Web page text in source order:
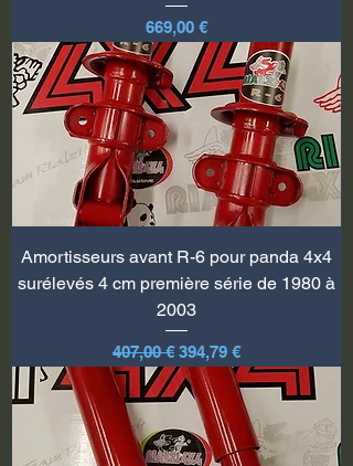
Prix
669,00 €
Amortisseurs avant R-6 pour panda 4x4
surélevés 4 cm première série de 1980 à
2003
Prix original
407,00 € Prix promotionnel
394,79 €